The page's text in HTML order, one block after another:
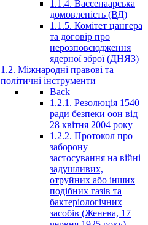
1.1.4. Вассенаарська
домовленість (ВД)
1.1.5. Комітет цангера
та договір про
нерозповсюдження
ядерної зброї (ДНЯЗ)
1.2. Міжнародні правові та
політичні інструменти
Back
1.2.1. Резолюція 1540
ради безпеки оон від
28 квітня 2004 року
1.2.2. Протокол про
заборону
застосування на війні
задушливих,
отруйних або інших
подібних газів та
бактеріологічних
засобів (Женева, 17